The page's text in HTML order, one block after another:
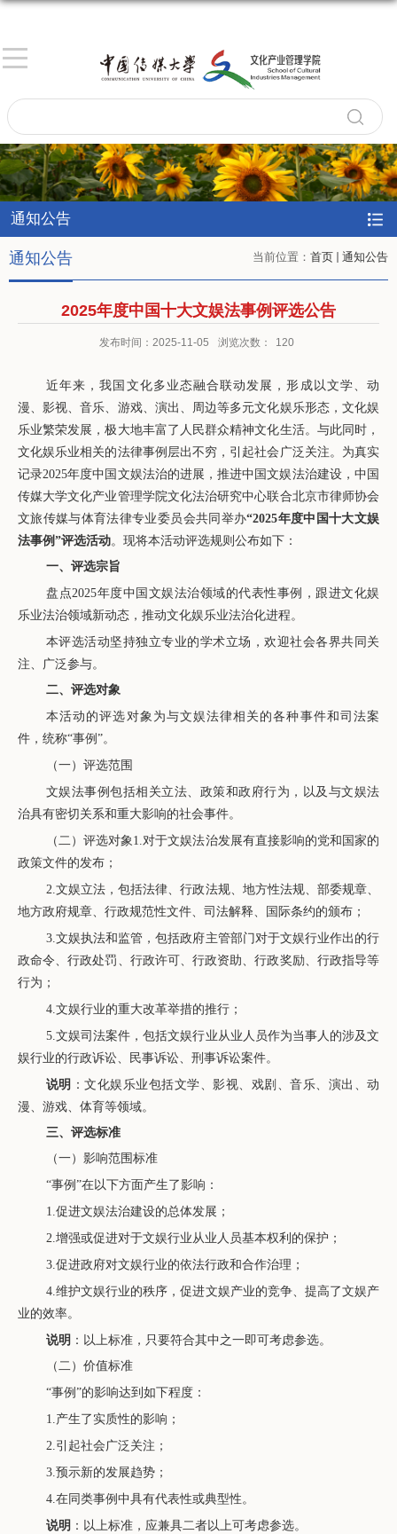
通知公告
当前位置： 首页 通知公告
通知公告
2025年度中国十大文娱法事例评选公告
发布时间：2025-11-05 浏览次数： 120
近年来，我国文化多业态融合联动发展，形成以文学、动
漫、影视、音乐、游戏、演出、周边等多元文化娱乐形态，文化娱
乐业繁荣发展，极大地丰富了人民群众精神文化生活。与此同时，
文化娱乐业相关的法律事例层出不穷，引起社会广泛关注。为真实
记录2025年度中国文娱法治的进展，推进中国文娱法治建设，中国
传媒大学文化产业管理学院文化法治研究中心联合北京市律师协会
文旅传媒与体育法律专业委员会共同举办“2025年度中国十大文娱
法事例”评选活动。现将本活动评选规则公布如下：
一、评选宗旨
盘点2025年度中国文娱法治领域的代表性事例，跟进文化娱
乐业法治领域新动态，推动文化娱乐业法治化进程。
本评选活动坚持独立专业的学术立场，欢迎社会各界共同关
注、广泛参与。
二、评选对象
本活动的评选对象为与文娱法律相关的各种事件和司法案
件，统称“事例”。
（一）评选范围
文娱法事例包括相关立法、政策和政府行为，以及与文娱法
治具有密切关系和重大影响的社会事件。
（二）评选对象1.对于文娱法治发展有直接影响的党和国家的
政策文件的发布；
2.文娱立法，包括法律、行政法规、地方性法规、部委规章、
地方政府规章、行政规范性文件、司法解释、国际条约的颁布；
3.文娱执法和监管，包括政府主管部门对于文娱行业作出的行
政命令、行政处罚、行政许可、行政资助、行政奖励、行政指导等
行为；
4.文娱行业的重大改革举措的推行；
5.文娱司法案件，包括文娱行业从业人员作为当事人的涉及文
娱行业的行政诉讼、民事诉讼、刑事诉讼案件。
说明 ：文化娱乐业包括文学、影视、戏剧、音乐、演出、动
漫、游戏、体育等领域。
三、评选标准
（一）影响范围标准
“事例”在以下方面产生了影响：
1.促进文娱法治建设的总体发展；
2.增强或促进对于文娱行业从业人员基本权利的保护；
3.促进政府对文娱行业的依法行政和合作治理；
4.维护文娱行业的秩序，促进文娱产业的竞争、提高了文娱产
业的效率。
说明 ：以上标准，只要符合其中之一即可考虑参选。
（二）价值标准
“事例”的影响达到如下程度：
1.产生了实质性的影响；
2.引起社会广泛关注；
3.预示新的发展趋势；
4.在同类事例中具有代表性或典型性。
说明 ：以上标准，应兼具二者以上可考虑参选。